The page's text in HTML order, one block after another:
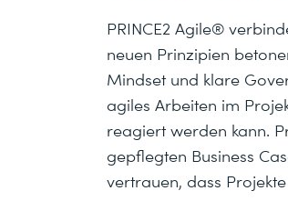
PRINCE2 Agile®
neuen Prinzipien
Mindset und klare
agiles Arbeiten im
reagiert werden kann.
gepflegten Business
vertrauen, dass